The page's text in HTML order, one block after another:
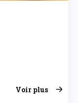
Voir plus